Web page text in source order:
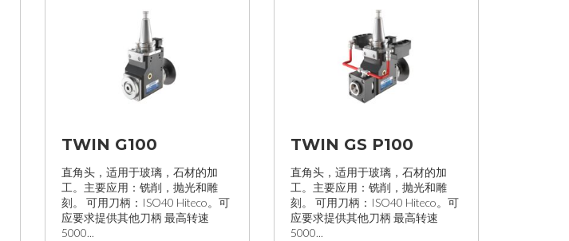
TWIN G100
直角头，适用于玻璃，石材的加
工。主要应用：铣削，抛光和雕
刻。 可用刀柄：ISO40 Hiteco。可
应要求提供其他刀柄 最高转速
5000...
TWIN GS P100
直角头，适用于玻璃，石材的加
工。主要应用：铣削，抛光和雕
刻。 可用刀柄：ISO40 Hiteco。可
应要求提供其他刀柄 最高转速
5000...